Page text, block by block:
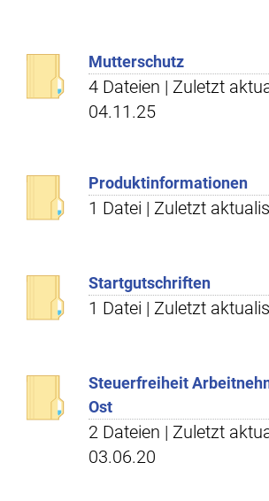
Mutterschutz
4 Dateien | Zuletzt
04.11.25
Produktinformationen
1 Datei | Zuletzt
Startgutschriften
1 Datei | Zuletzt
Steuerfreiheit
Ost
2 Dateien | Zuletzt
03.06.20